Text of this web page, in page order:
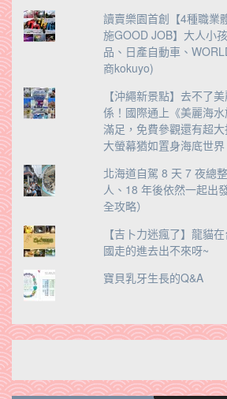
讀賣樂園首創【4種職業
施GOOD JOB】大人小
品、日產自動車、
商kokuyo)
【沖繩新景點】去不了
係！國際通上《美麗海
滿足，免費參觀還有超
大螢幕猶如置身海底世界
北海道自駕 8 天 7 夜總
人、18 年後依然一起出
全攻略）
【吉卜力迷瘋了】龍貓
國走的進去出不來呀~
寶貝乳牙生長的Q&A